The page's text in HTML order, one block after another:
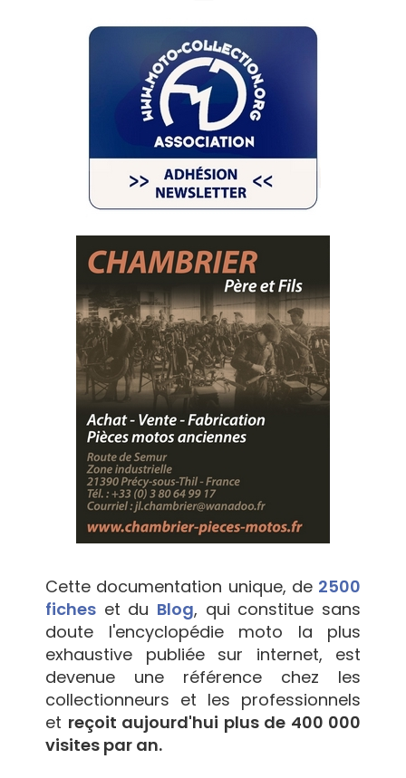
Cette documentation unique, de 2500
fiches et du Blog, qui constitue sans
doute l'encyclopédie moto la plus
exhaustive publiée sur internet, est
devenue une référence chez les
collectionneurs et les professionnels
et reçoit aujourd'hui plus de 400 000
visites par an.